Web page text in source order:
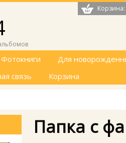
Корзина:
Фотокниги
Для
связь Корзина
Папка с